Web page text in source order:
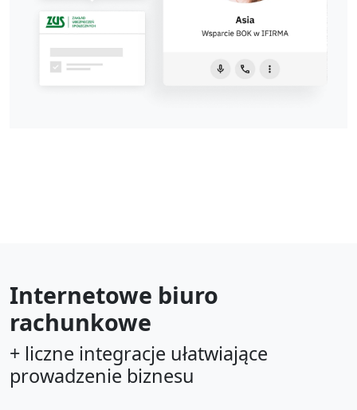
Internetowe biuro
rachunkowe
+ liczne integracje ułatwiające
prowadzenie biznesu